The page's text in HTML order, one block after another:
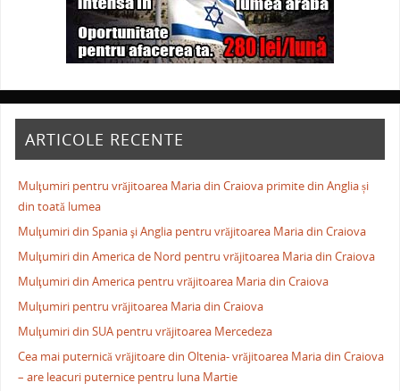
ARTICOLE RECENTE
Mulţumiri pentru vrăjitoarea Maria din Craiova primite din Anglia și
din toată lumea
Mulţumiri din Spania şi Anglia pentru vrăjitoarea Maria din Craiova
Mulţumiri din America de Nord pentru vrăjitoarea Maria din Craiova
Mulţumiri din America pentru vrăjitoarea Maria din Craiova
Mulţumiri pentru vrăjitoarea Maria din Craiova
Mulţumiri din SUA pentru vrăjitoarea Mercedeza
Cea mai puternică vrăjitoare din Oltenia- vrăjitoarea Maria din Craiova
– are leacuri puternice pentru luna Martie